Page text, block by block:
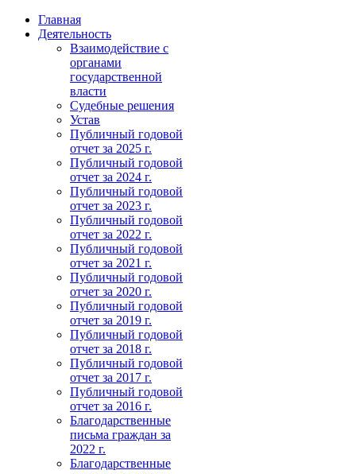
Главная
Деятельность
Взаимодействие с
органами
государственной
власти
Судебные решения
Устав
Публичный годовой
отчет за 2025 г.
Публичный годовой
отчет за 2024 г.
Публичный годовой
отчет за 2023 г.
Публичный годовой
отчет за 2022 г.
Публичный годовой
отчет за 2021 г.
Публичный годовой
отчет за 2020 г.
Публичный годовой
отчет за 2019 г.
Публичный годовой
отчет за 2018 г.
Публичный годовой
отчет за 2017 г.
Публичный годовой
отчет за 2016 г.
Благодарственные
письма граждан за
2022 г.
Благодарственные